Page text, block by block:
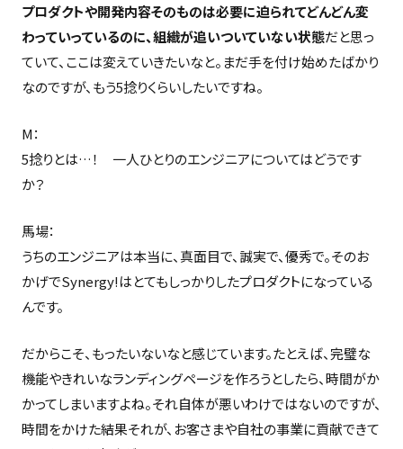
プロダクトや開発内容そのものは必要に迫られてどんどん変
わっていっているのに、組織が追いついていない状態だと思っ
ていて、ここは変えていきたいなと。まだ手を付け始めたばかり
なのですが、もう5捻りくらいしたいですね。
M：
5捻りとは…！ 一人ひとりのエンジニアについてはどうです
か？
馬場：
うちのエンジニアは本当に、真面目で、誠実で、優秀で。そのお
かげでSynergy!はとてもしっかりしたプロダクトになっている
んです。
だからこそ、もったいないなと感じています。たとえば、完璧な
機能やきれいなランディングページを作ろうとしたら、時間がか
かってしまいますよね。それ自体が悪いわけではないのですが、
時間をかけた結果それが、お客さまや自社の事業に貢献できて